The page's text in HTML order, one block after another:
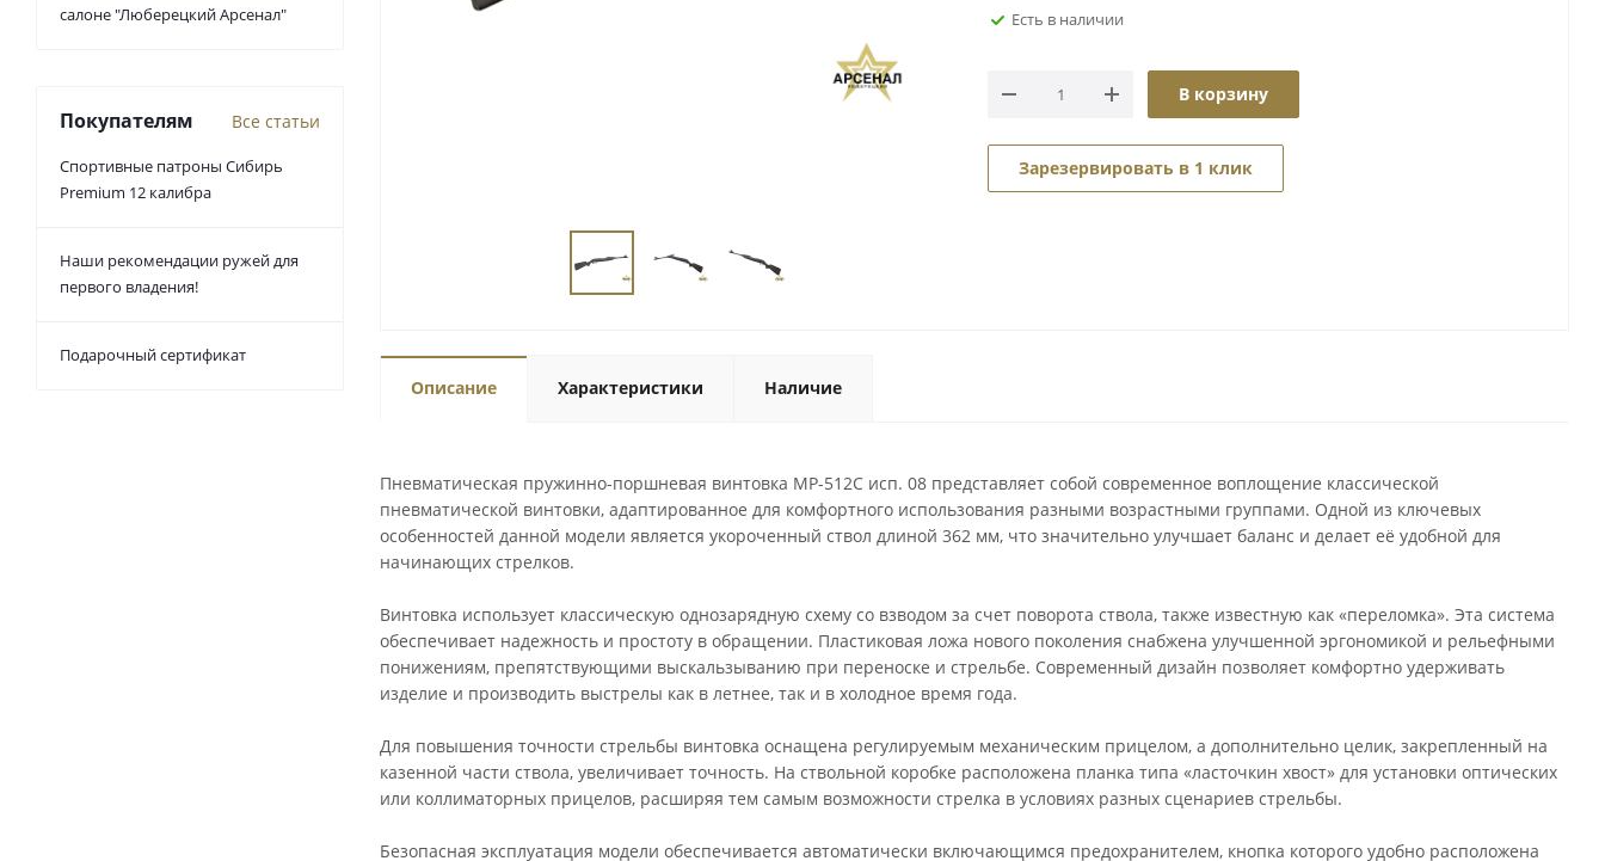
Есть в наличии
В корзину
Зарезервировать в 1 клик
Описание Характеристики Наличие
Пневматическая пружинно-поршневая винтовка МР-512C исп. 08 представляет собой современное воплощение классической
пневматической винтовки, адаптированное для комфортного использования разными возрастными группами. Одной из ключевых
особенностей данной модели является укороченный ствол длиной 362 мм, что значительно улучшает баланс и делает её удобной для
начинающих стрелков.
Винтовка использует классическую однозарядную схему со взводом за счет поворота ствола, также известную как «переломка». Эта система
обеспечивает надежность и простоту в обращении. Пластиковая ложа нового поколения снабжена улучшенной эргономикой и рельефными
понижениям, препятствующими выскальзыванию при переноске и стрельбе. Современный дизайн позволяет комфортно удерживать
изделие и производить выстрелы как в летнее, так и в холодное время года.
Для повышения точности стрельбы винтовка оснащена регулируемым механическим прицелом, а дополнительно целик, закрепленный на
казенной части ствола, увеличивает точность. На ствольной коробке расположена планка типа «ласточкин хвост» для установки оптических
или коллиматорных прицелов, расширяя тем самым возможности стрелка в условиях разных сценариев стрельбы.
Безопасная эксплуатация модели обеспечивается автоматически включающимся предохранителем, кнопка которого удобно расположена
салоне "Люберецкий Арсенал"
Покупателям Все статьи
Спортивные патроны Сибирь
Premium 12 калибра
Наши рекомендации ружей для
первого владения!
Подарочный сертификат